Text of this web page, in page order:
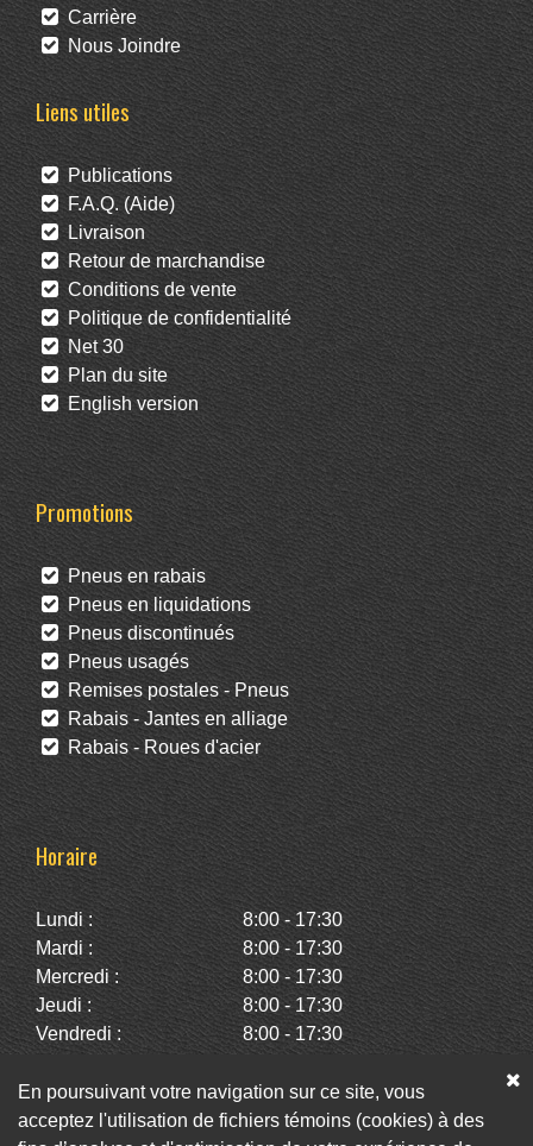
Carrière
Nous Joindre
Liens utiles
Publications
F.A.Q. (Aide)
Livraison
Retour de marchandise
Conditions de vente
Politique de confidentialité
Net 30
Plan du site
English version
Promotions
Pneus en rabais
Pneus en liquidations
Pneus discontinués
Pneus usagés
Remises postales - Pneus
Rabais - Jantes en alliage
Rabais - Roues d'acier
Horaire
Lundi :
8:00 - 17:30
Mardi :
8:00 - 17:30
Mercredi :
8:00 - 17:30
Jeudi :
8:00 - 17:30
Vendredi :
8:00 - 17:30
Dimanche :
Fermé
En poursuivant votre navigation sur ce site, vous
acceptez l'utilisation de fichiers témoins (cookies) à des